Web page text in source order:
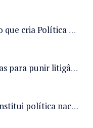
Câmara analisa projeto que cria Política Nacional de Qualificação e Valorização da Preceptoria na Residência Médica
Projeto de lei cria regras para punir litigância abusiva reversa e integrar sistemas do Judiciário
Projeto de Lei 665/26 institui política nacional para prevenção ao transfeminicídio e prevê medidas de proteção e reparação